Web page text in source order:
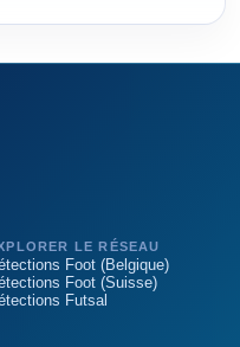
LE RÉSEAU
Foot (Belgique)
Foot (Suisse)
Futsal